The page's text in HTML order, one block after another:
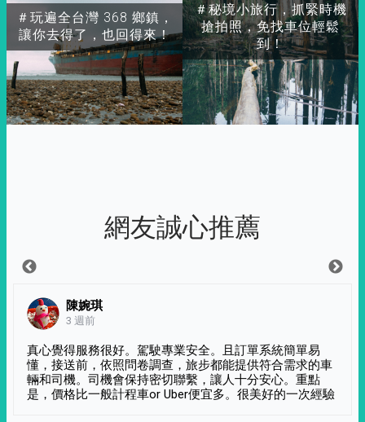
＃玩遍全台灣 368 鄉鎮，
讓你去得了，也回得來！
＃秘境小旅行，抓緊時機
搶拍照，免找車位輕鬆
到！
網友誠心推薦
陳婉琪
3 週前
真心覺得服務很好。駕駛專業安全。且訂單系統簡單易
懂，接送前，依照問卷調查，旅步都能提供符合需求的車
輛和司機。司機會保持密切聯繫，讓人十分安心。重點
是，價格比一般計程車or Uber便宜多。很美好的一次經驗